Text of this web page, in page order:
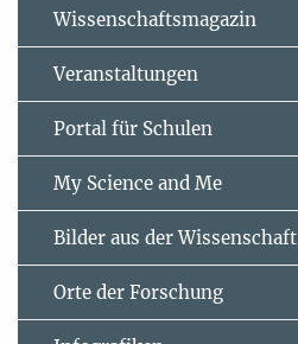
Wissenschaftsmagazin
Veranstaltungen
Portal für Schulen
My Science and Me
Bilder aus der Wissenschaft
Orte der Forschung